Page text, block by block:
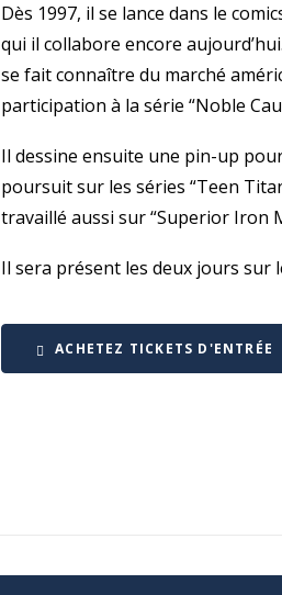
Dès 1997, il se lance dans le
qui il collabore encore
se fait connaître du marché
participation à la série “Noble
Il dessine ensuite une pin-up
poursuit sur les séries “Teen
travaillé aussi sur “Superior Iron
Il sera présent les deux jours sur
ACHETEZ TICKETS D'ENTRÉE